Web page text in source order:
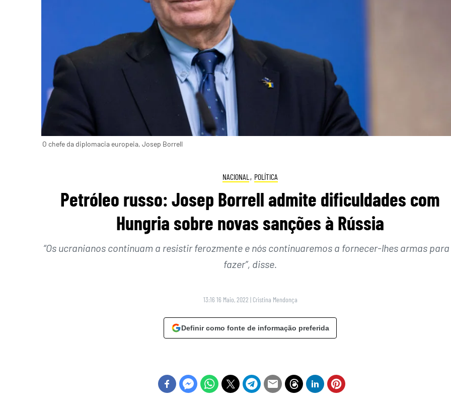
O chefe da diplomacia europeia, Josep Borrell
NACIONAL , POLÍTICA
Petróleo russo: Josep Borrell admite dificuldades com
Hungria sobre novas sanções à Rússia
“Os ucranianos continuam a resistir ferozmente e nós continuaremos a fornecer-lhes armas para
fazer”, disse.
13:16 16 Maio, 2022 | Cristina Mendonça
Definir como fonte de informação preferida